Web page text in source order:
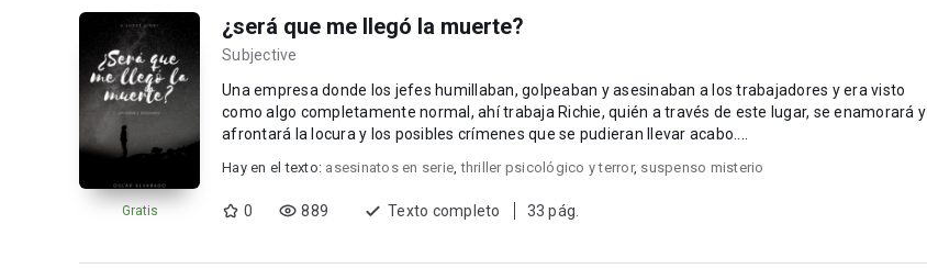
Gratis
¿será que me llegó la muerte?
Subjective
Una empresa donde los jefes humillaban, golpeaban y asesinaban a los trabajadores y era visto
como algo completamente normal, ahí trabaja Richie, quién a través de este lugar, se enamorará y
afrontará la locura y los posibles crímenes que se pudieran llevar acabo....
Hay en el texto: asesinatos en serie,thriller psicológico y terror, suspenso misterio
0 889 Texto completo 33 pág.